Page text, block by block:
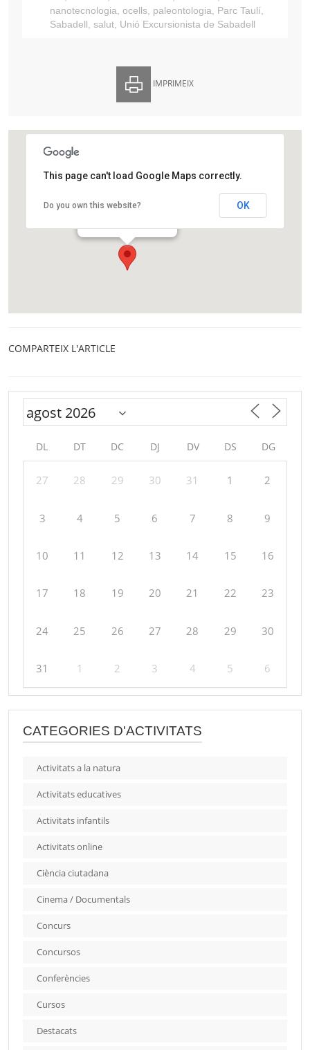
nanotecnologia, ocells, paleontologia, Parc Taulí,
Sabadell, salut, Unió Excursionista de Sabadell
IMPRIMEIX
Ca l’Estruch
Carrer de Sant Isidre, 140
This page can't load Google Maps correctly.
Do you own this website? OK
COMPARTEIX L'ARTICLE
DL DT DC DJ DV DS DG
27 28 29 30 31 1 2
3 4 5 6 7 8 9
10 11 12 13 14 15 16
17 18 19 20 21 22 23
24 25 26 27 28 29 30
31 1 2 3 4 5 6
CATEGORIES D'ACTIVITATS
Activitats a la natura
Activitats educatives
Activitats infantils
Activitats online
Ciència ciutadana
Cinema / Documentals
Concurs
Concursos
Conferències
Cursos
Destacats